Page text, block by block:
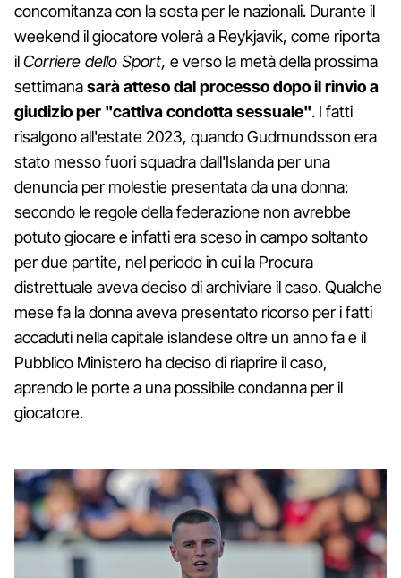
concomitanza con la sosta per le nazionali. Durante il
weekend il giocatore volerà a Reykjavik, come riporta
ilCorriere dello Sport, e verso la metà della prossima
settimanasarà atteso dal processo dopo il rinvio a
giudizio per "cattiva condotta sessuale". I fatti
risalgono all'estate 2023, quando Gudmundsson era
stato messo fuori squadra dall'Islanda per una
denuncia per molestie presentata da una donna:
secondo le regole della federazione non avrebbe
potuto giocare e infatti era sceso in campo soltanto
per due partite, nel periodo in cui la Procura
distrettuale aveva deciso di archiviare il caso. Qualche
mese fa la donna aveva presentato ricorso per i fatti
accaduti nella capitale islandese oltre un anno fa e il
Pubblico Ministero ha deciso di riaprire il caso,
aprendo le porte a una possibile condanna per il
giocatore.